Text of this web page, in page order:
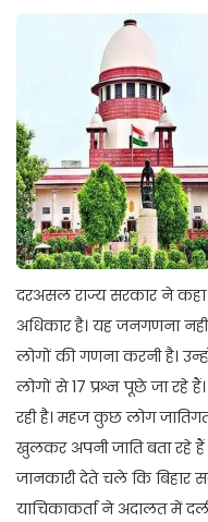
दरअसल राज्य सरकार ने
अधिकार है। यह जनगणना
लोगों की गणना करनी है।
लोगों से 17 प्रश्न पूछे जा रहे
रही है। महज कुछ लोग
खुलकर अपनी जाति बता रहे
जानकारी देते चले कि
याचिकाकर्ता ने अदालत में